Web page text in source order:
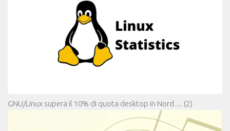
GNU/Linux supera il 10% di quota desktop in Nord… (2)